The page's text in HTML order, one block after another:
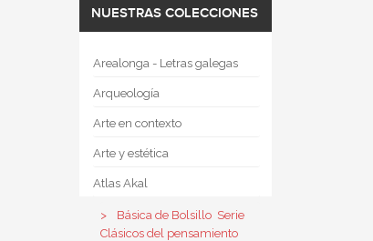
NUESTRAS COLECCIONES
Arealonga - Letras galegas
Arqueología
Arte en contexto
Arte y estética
Atlas Akal
Básica de Bolsillo  Serie
Clásicos del pensamiento